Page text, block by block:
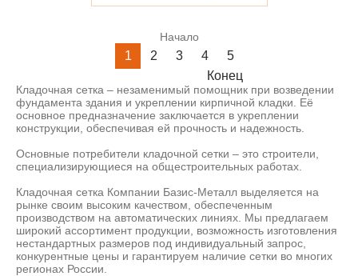
Начало
1 2 3 4
5
Конец
Кладочная сетка – незаменимый помощник при возведении
фундамента здания и укреплении кирпичной кладки. Её
основное предназначение заключается в укреплении
конструкции, обеспечивая ей прочность и надежность.
Основные потребители кладочной сетки – это строители,
специализирующиеся на общестроительных работах.
Кладочная сетка Компании Базис-Металл выделяется на
рынке своим высоким качеством, обеспеченным
производством на автоматических линиях. Мы предлагаем
широкий ассортимент продукции, возможность изготовления
нестандартных размеров под индивидуальный запрос,
конкурентные цены и гарантируем наличие сетки во многих
регионах России.